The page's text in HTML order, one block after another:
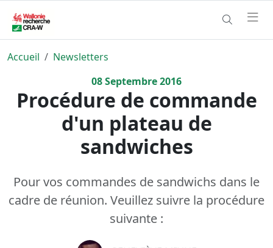
Accueil
Newsletters
08Septembre2016
Procédure de commande
d'un plateau de
sandwiches
Pour vos commandes de sandwichs dans le
cadre de réunion. Veuillez suivre la procédure
suivante :